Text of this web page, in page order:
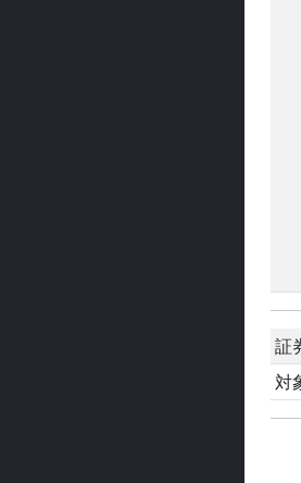
証
対